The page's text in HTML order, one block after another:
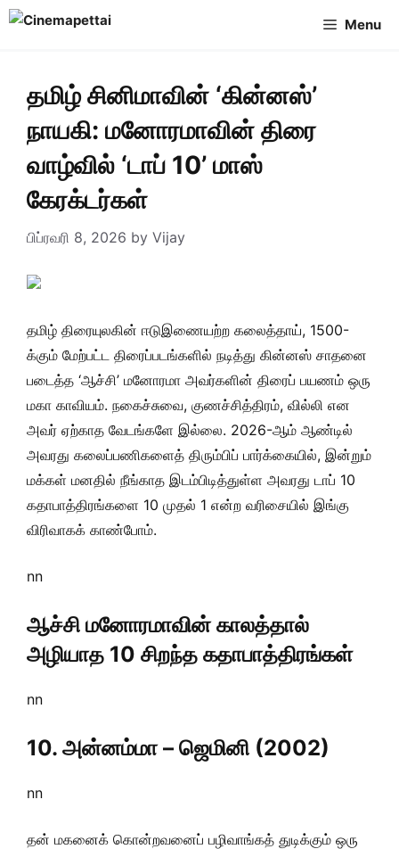
Skip
Menu
தமிழ் சினிமாவின் ‘கின்னஸ்’
நாயகி: மனோரமாவின் திரை
வாழ்வில் ‘டாப் 10’ மாஸ்
கேரக்டர்கள்
பிப்ரவரி 8, 2026 by Vijay
தமிழ் திரையுலகின் ஈடுஇணையற்ற கலைத்தாய், 1500-
க்கும் மேற்பட்ட திரைப்படங்களில் நடித்து கின்னஸ் சாதனை
படைத்த ‘ஆச்சி’ மனோரமா அவர்களின் திரைப் பயணம் ஒரு
மகா காவியம். நகைச்சுவை, குணச்சித்திரம், வில்லி என
அவர் ஏற்காத வேடங்களே இல்லை. 2026-ஆம் ஆண்டில்
அவரது கலைப்பணிகளைத் திரும்பிப் பார்க்கையில், இன்றும்
மக்கள் மனதில் நீங்காத இடம்பிடித்துள்ள அவரது டாப் 10
கதாபாத்திரங்களை 10 முதல் 1 என்ற வரிசையில் இங்கு
விரிவாகக் காண்போம்.
nn
ஆச்சி மனோரமாவின் காலத்தால்
அழியாத 10 சிறந்த கதாபாத்திரங்கள்
nn
10. அன்னம்மா – ஜெமினி (2002)
nn
தன் மகனைக் கொன்றவனைப் பழிவாங்கத் துடிக்கும் ஒரு